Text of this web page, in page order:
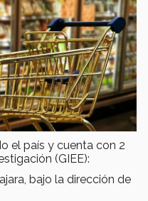
el país y cuenta con 2
(GIEE):
bajo la dirección de